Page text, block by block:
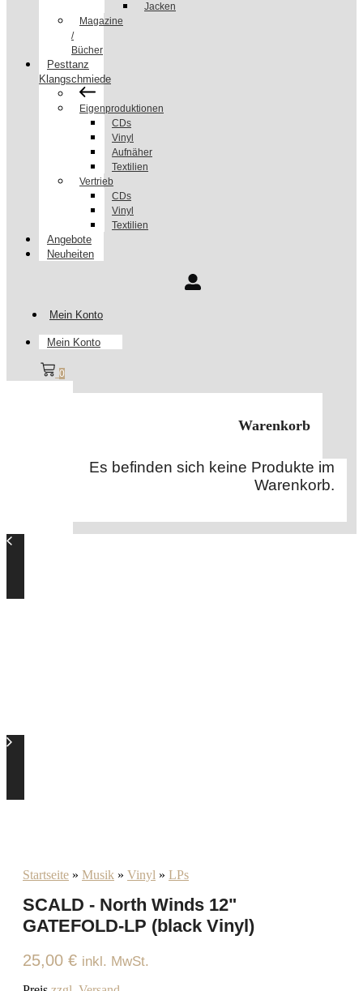
Jacken
Magazine
/
Bücher
Pesttanz
Klangschmiede
Eigenproduktionen
CDs
Vinyl
Aufnäher
Textilien
Vertrieb
CDs
Vinyl
Textilien
Angebote
Neuheiten
Mein Konto
Mein Konto
0
Warenkorb
Es befinden sich keine Produkte im
Warenkorb.
Startseite » Musik » Vinyl » LPs
SCALD - North Winds 12"
GATEFOLD-LP (black Vinyl)
25,00 € inkl. MwSt.